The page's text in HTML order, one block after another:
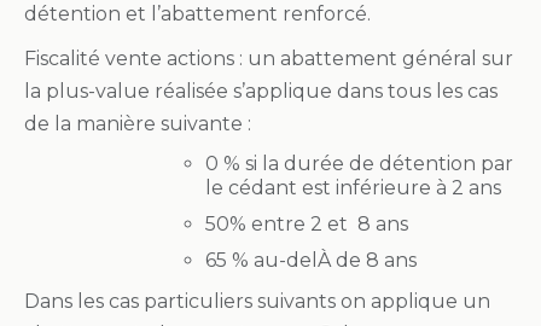
détention et l’abattement renforcé.
Fiscalité vente actions : un abattement général sur
la plus-value réalisée s’applique dans tous les cas
de la manière suivante :
0 % si la durée de détention par
le cédant est inférieure à 2 ans
50% entre 2 et 8 ans
65 % au-delÀ de 8 ans
Dans les cas particuliers suivants on applique un